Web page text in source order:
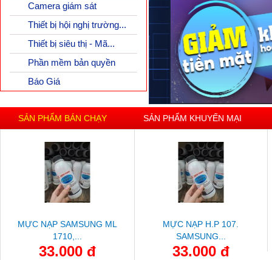
Camera giám sát
Thiết bị hội nghị trường...
Thiết bị siêu thị - Mã...
Phần mềm bản quyền
Báo Giá
SẢN PHẨM BÁN CHẠY SẢN PHẨM KHUYẾN MẠI
MỰC NẠP SAMSUNG ML
1710,...
33.000 đ
MỰC NẠP H.P 107.
SAMSUNG...
33.000 đ